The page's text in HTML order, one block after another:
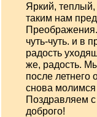
Яркий,
таким нам
чуть-чуть. и в
радость
же, радость.
после
снова
Поздравляем с
доброго!